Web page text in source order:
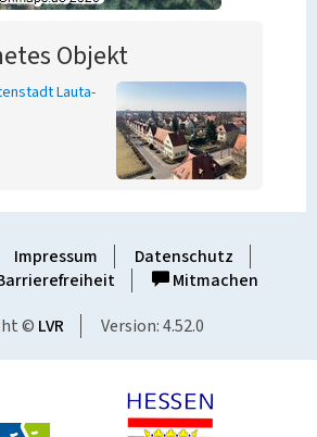
Objekt
Lauta-
Impressum
Datenschutz
Mitmachen
© LVR Version: 4.52.0